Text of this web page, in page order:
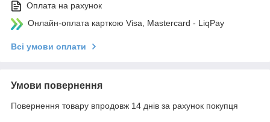
Оплата на рахунок
Онлайн-оплата карткою Visa, Mastercard - LiqPay
Всі умови оплати
Умови повернення
Повернення товару впродовж 14 днів за рахунок покупця